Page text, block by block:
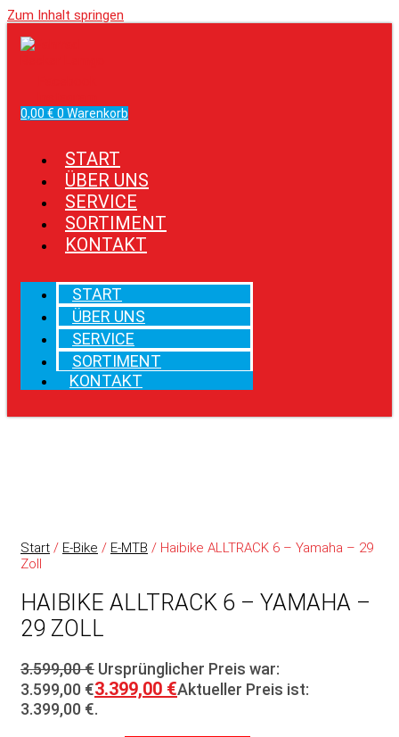
Zum Inhalt springen
0,00 € 0 Warenkorb
START
ÜBER UNS
SERVICE
SORTIMENT
KONTAKT
START
ÜBER UNS
SERVICE
SORTIMENT
KONTAKT
Start / E-Bike / E-MTB / Haibike ALLTRACK 6 – Yamaha – 29
Zoll
HAIBIKE ALLTRACK 6 – YAMAHA –
29 ZOLL
3.599,00€ Ursprünglicher Preis war:
3.599,00 €3.399,00 €Aktueller Preis ist:
3.399,00 €.